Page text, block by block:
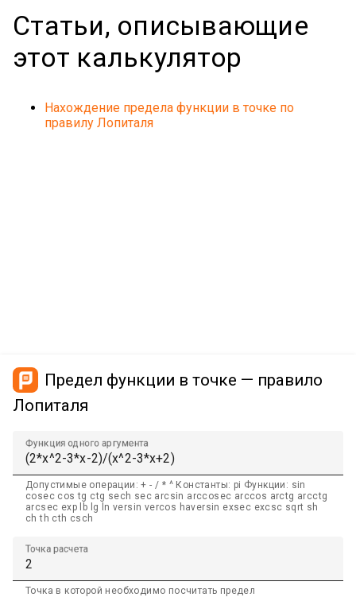
Статьи, описывающие
этот калькулятор
Нахождение предела функции в точке по
правилу Лопиталя
Предел функции в точке — правило
Лопиталя
Функция одного аргумента
Допустимые операции: + - / * ^ Константы: pi Функции: sin
cosec cos tg ctg sech sec arcsin arccosec arccos arctg arcctg
arcsec exp lb lg ln versin vercos haversin exsec excsc sqrt sh
ch th cth csch
Точка расчета
Точка в которой необходимо посчитать предел